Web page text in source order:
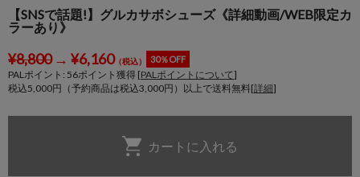
【SNSで話題!】グルカサボシューズ《詳細動画/WEB限定カ
ラーあり》
¥8,800→ ¥6,160（税込） 30％OFF
PALポイント: 56ポイント獲得 [PALポイントについて]
税込5,000円（予約商品は税込3,000円）以上で送料無料[詳細]